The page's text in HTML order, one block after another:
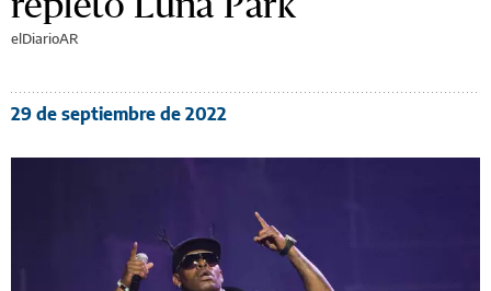
elDiarioAR
29 de septiembre de 2022